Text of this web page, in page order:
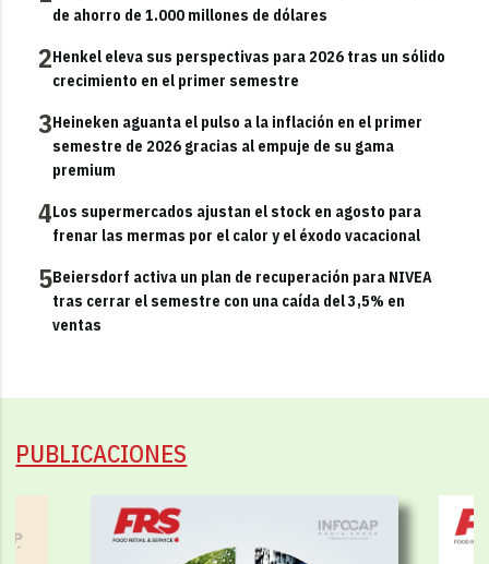
de ahorro de 1.000 millones de dólares
2Henkel eleva sus perspectivas para 2026 tras un sólido
crecimiento en el primer semestre
3Heineken aguanta el pulso a la inflación en el primer
semestre de 2026 gracias al empuje de su gama
premium
4Los supermercados ajustan el stock en agosto para
frenar las mermas por el calor y el éxodo vacacional
5Beiersdorf activa un plan de recuperación para NIVEA
tras cerrar el semestre con una caída del 3,5% en
ventas
PUBLICACIONES